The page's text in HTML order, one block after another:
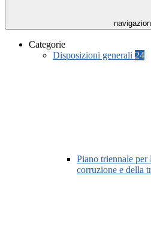
Categorie
Disposizioni generali 24
Piano triennale per
corruzione e della